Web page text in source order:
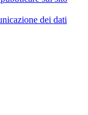
dei dati